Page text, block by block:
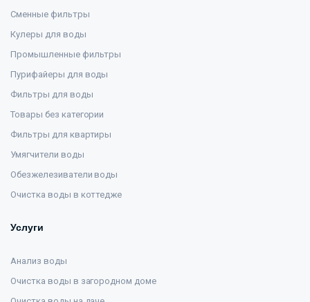
Сменные фильтры
Кулеры для воды
Промышленные фильтры
Пурифайеры для воды
Фильтры для воды
Товары без категории
Фильтры для квартиры
Умягчители воды
Обезжелезиватели воды
Очистка воды в коттедже
Услуги
Анализ воды
Очистка воды в загородном доме